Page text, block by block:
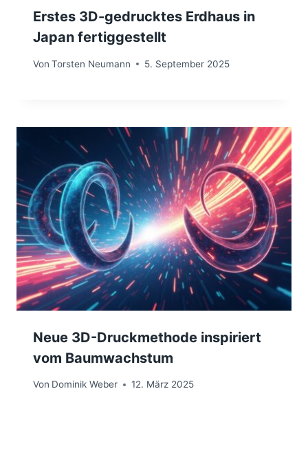
Erstes 3D-gedrucktes Erdhaus in
Japan fertiggestellt
Von Torsten Neumann 5. September 2025
Neue 3D-Druckmethode inspiriert
vom Baumwachstum
Von Dominik Weber 12. März 2025